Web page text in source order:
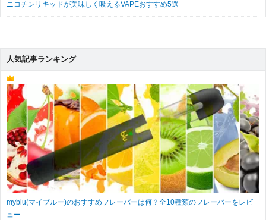
ニコチンリキッドが美味しく吸えるVAPEおすすめ5選
人気記事ランキング
myblu(マイブルー)のおすすめフレーバーは何？全10種類のフレーバーをレビ
ュー